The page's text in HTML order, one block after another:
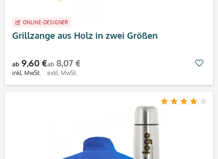
ONLINE-DESIGNER
Grillzange aus Holz in zwei Größen
ab 9,60 €
inkl. MwSt.
ab 8,07 €
exkl. MwSt.